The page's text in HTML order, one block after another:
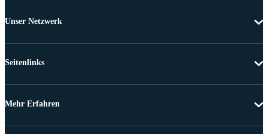
Unser Netzwerk
Seitenlinks
Mehr Erfahren